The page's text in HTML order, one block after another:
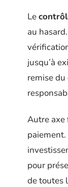
Le
au
jusqu’à
remise du
Autre axe
pour
de toutes